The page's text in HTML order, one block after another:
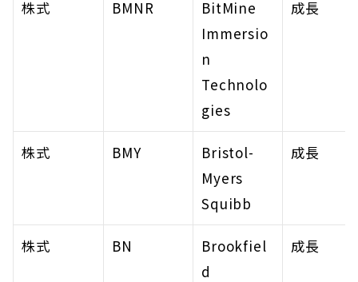
株式 BMNR
BitMine
Immersio
n
Technolo
gies
成長
株式 BMY
Bristol-
Myers
Squibb
成長
株式 BN
Brookfiel
d
成長